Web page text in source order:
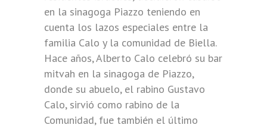
en la sinagoga Piazzo teniendo en
cuenta los lazos especiales entre la
familia Calo y la comunidad de Biella.
Hace años, Alberto Calo celebró su bar
mitvah en la sinagoga de Piazzo,
donde su abuelo, el rabino Gustavo
Calo, sirvió como rabino de la
Comunidad, fue también el último